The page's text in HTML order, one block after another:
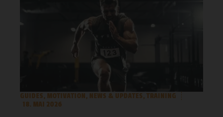
GUIDES, MOTIVATION, NEWS & UPDATES, TRAINING
18. MAI 2026